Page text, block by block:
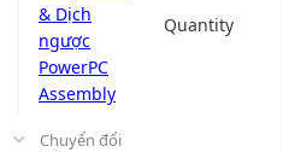
& Dịch
ngược
PowerPC
Assembly
Chuyển đổi
Quantity